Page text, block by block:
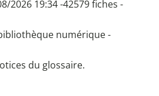
2026 19:34 -42579 fiches -
numérique -
du glossaire.